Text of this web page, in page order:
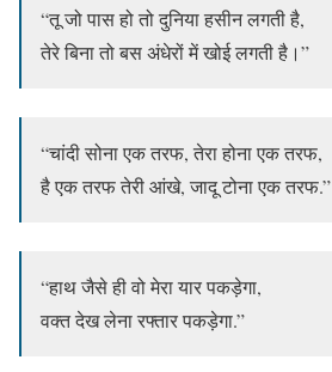
“तू जो पास हो तो दुनिया हसीन लगती है,
तेरे बिना तो बस अंधेरों में खोई लगती है।”
“चांदी सोना एक तरफ, तेरा होना एक तरफ,
है एक तरफ तेरी आंखे, जादू टोना एक तरफ.”
“हाथ जैसे ही वो मेरा यार पकड़ेगा,
वक्त देख लेना रफ्तार पकड़ेगा.”